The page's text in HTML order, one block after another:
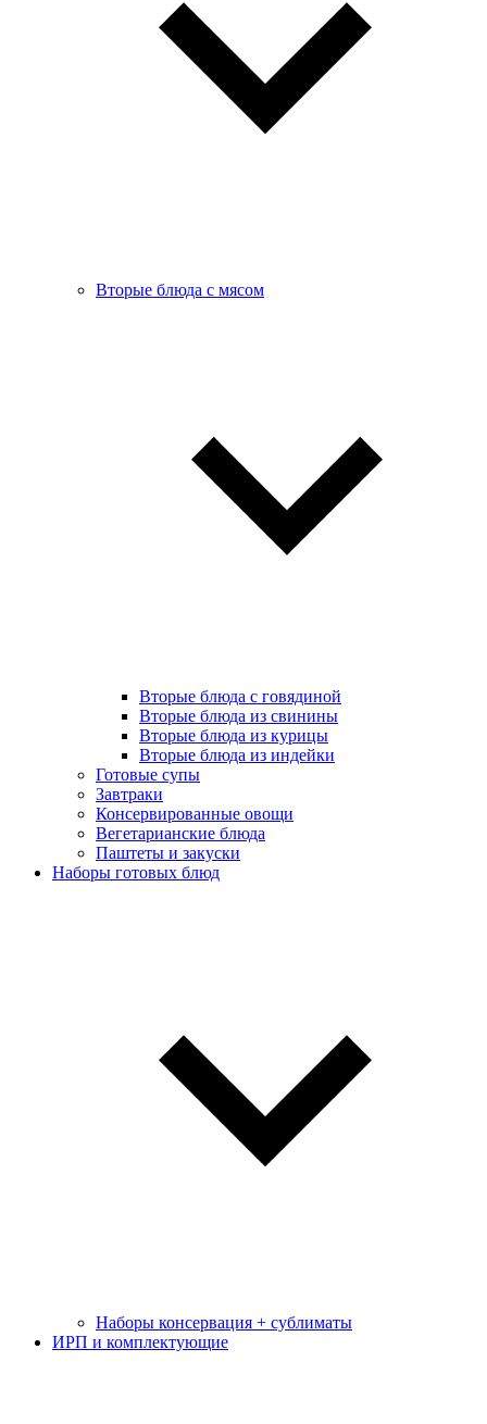
Вторые блюда с мясом
Вторые блюда с говядиной
Вторые блюда из свинины
Вторые блюда из курицы
Вторые блюда из индейки
Готовые супы
Завтраки
Консервированные овощи
Вегетарианские блюда
Паштеты и закуски
Наборы готовых блюд
Наборы консервация + сублиматы
ИРП и комплектующие